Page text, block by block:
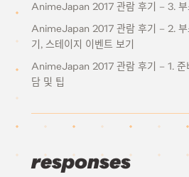
AnimeJapan 2017 관람 후기 – 3. 부
AnimeJapan 2017 관람 후기 – 2. 부
기, 스테이지 이벤트 보기
AnimeJapan 2017 관람 후기 – 1. 준
담 및 팁
responses